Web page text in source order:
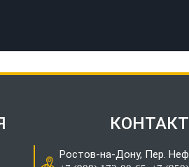
Ростов-на-Дону, Пер.